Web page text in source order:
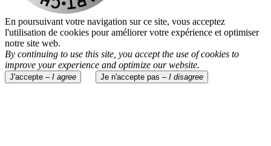
En poursuivant votre navigation sur ce site, vous acceptez
l'utilisation de cookies pour améliorer votre expérience et optimiser
notre site web.
By continuing to use this site, you accept the use of cookies to
improve your experience and optimize our website.
J'accepte – I agree Je n'accepte pas – I disagree